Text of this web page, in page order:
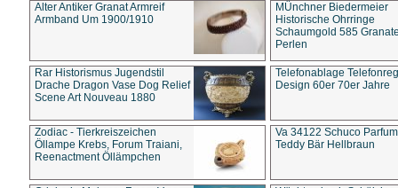
Alter Antiker Granat Armreif
Armband Um 1900/1910
MÜnchner Biedermeier
Historische Ohrringe
Schaumgold 585
Perlen
Rar Historismus Jugendstil
Drache Dragon Vase Dog Relief
Scene Art Nouveau 1880
Telefonablage
Design 60er 70er Jahre
Zodiac - Tierkreiszeichen
Öllampe Krebs, Forum Traiani,
Reenactment Öllämpchen
Va 34122 Schuco
Teddy Bär Hellbraun